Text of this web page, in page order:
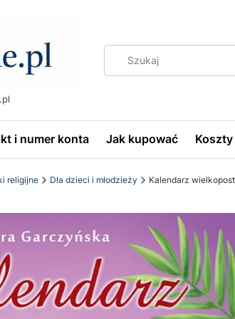
i numer konta Jak kupować
religijne Dla dzieci i młodzieży Kalendarz